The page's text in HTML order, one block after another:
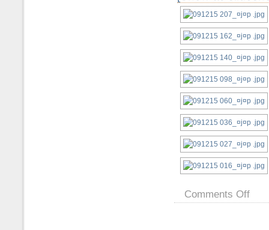
Comments Off